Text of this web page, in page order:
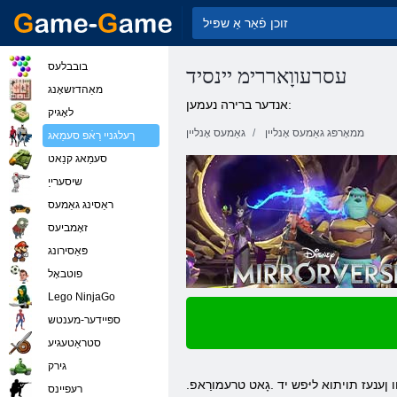
עסרעווָאררימ יינסיד
אנדער ברירה נעמען:
גאַמעס אָנליין ממאָרפּג גאַמעס אָנליין
בובבלעס
מאַהדזשאָנג
לאָגיק
ךעלגניי רַאֿפ סעמַאג
סעמַאג קנַאט
שיסערייַ
ראַסינג גאַמעס
זאָמביעס
פּאַסירונג
פוטבאָל
Lego NinjaGo
ספּיידער-מענטש
סטראַטעגיע
גירק
רעּפיינס